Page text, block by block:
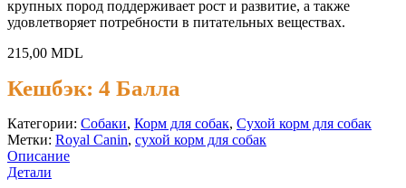
крупных пород поддерживает рост и развитие, а также
удовлетворяет потребности в питательных веществах.
215,00 MDL
Кешбэк: 4 Балла
Категории: Cобаки, Корм для собак, Сухой корм для собак
Метки: Royal Canin, сухой корм для собак
Описание
Детали